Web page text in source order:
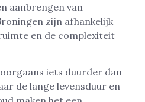
aanbrengen van
zijn afhankelijk
en de complexiteit
iets duurder dan
de lange levensduur en